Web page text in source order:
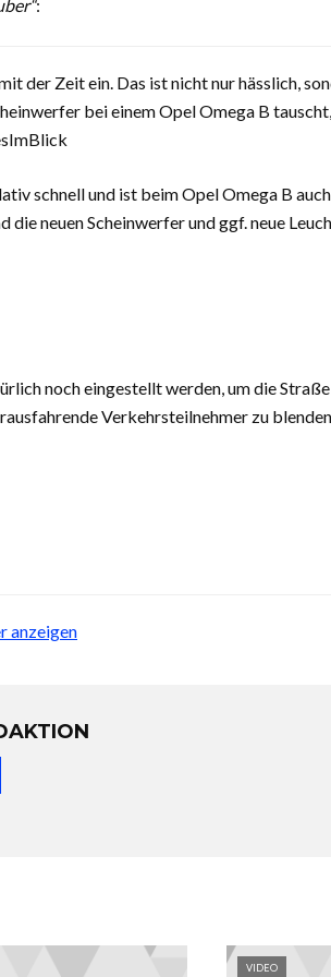
:
der Zeit ein. Das ist nicht nur hässlich,
bei einem Opel Omega B
schnell und ist beim Opel Omega B
die neuen Scheinwerfer und ggf. neue
noch eingestellt werden, um die
Verkehrsteilnehmer zu
anzeigen
VIDEO